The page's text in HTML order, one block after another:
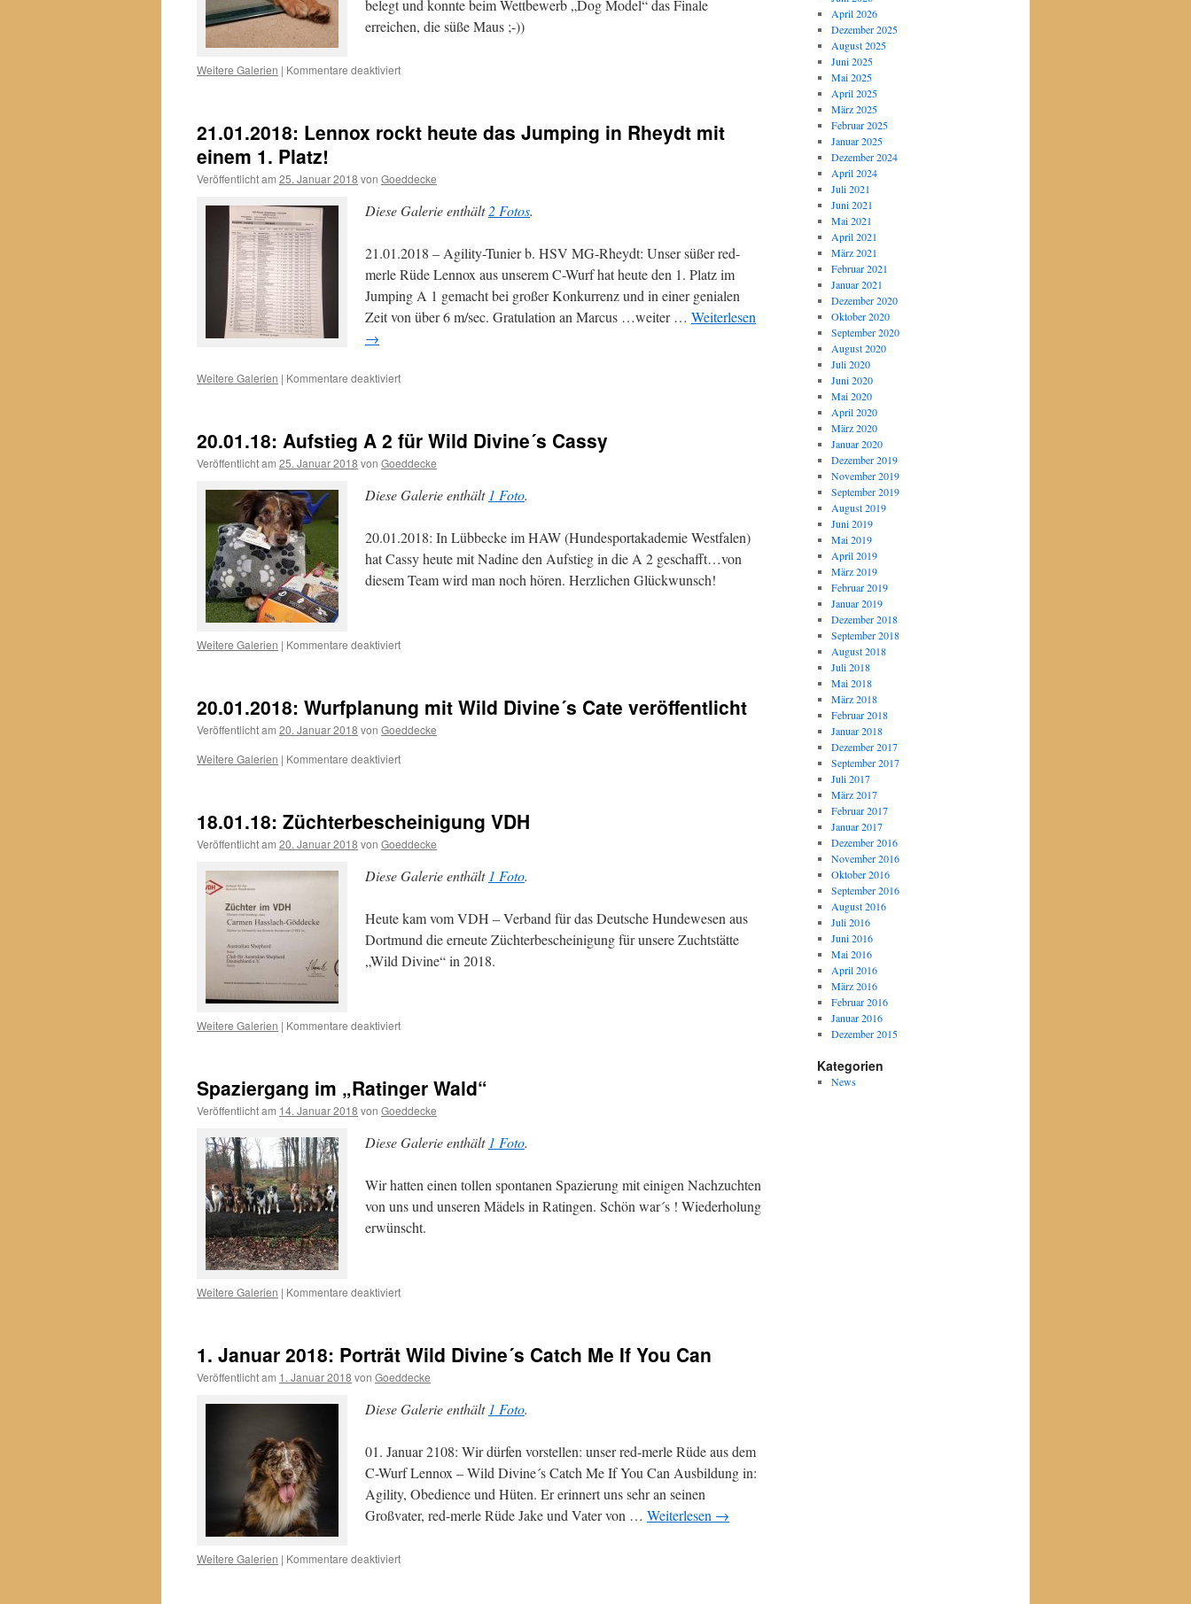
belegt und konnte beim Wettbewerb „Dog Model“ das Finale
erreichen, die süße Maus ;-))
Weitere Galerien | Kommentare deaktiviertfür
:
Cassy
Hundewettrennen
21.01.2018: Lennox rockt heute das Jumping in Rheydt mit
einem 1. Platz!
Veröffentlicht am 25. Januar 2018 von Goeddecke
Diese Galerie enthält2 Fotos.
21.01.2018 – Agility-Tunier b. HSV MG-Rheydt: Unser süßer red-
merle Rüde Lennox aus unserem C-Wurf hat heute den 1. Platz im
Jumping A 1 gemacht bei großer Konkurrenz und in einer genialen
Zeit von über 6 m/sec. Gratulation an Marcus …weiter … Weiterlesen
→
Weitere Galerien | Kommentare deaktiviertfür
heute
das
Jumping
in
Rheydt
einem
Platz!
20.01.18: Aufstieg A 2 für Wild Divine´s Cassy
Veröffentlicht am 25. Januar 2018 von Goeddecke
Diese Galerie enthält 1 Foto.
20.01.2018: In Lübbecke im HAW (Hundesportakademie Westfalen)
hat Cassy heute mit Nadine den Aufstieg in die A 2 geschafft…von
diesem Team wird man noch hören. Herzlichen Glückwunsch!
Weitere Galerien | Kommentare deaktiviertfür
2
für
Wild
Divine
20.01.2018: Wurfplanung mit Wild Divine´s Cate veröffentlicht
Veröffentlicht am 20. Januar 2018 von Goeddecke
Weitere Galerien | Kommentare deaktiviertfür
Wild
Divine
´s
Cate
veröffentlicht
18.01.18: Züchterbescheinigung VDH
Veröffentlicht am 20. Januar 2018 von Goeddecke
Diese Galerie enthält 1 Foto.
Heute kam vom VDH – Verband für das Deutsche Hundewesen aus
Dortmund die erneute Züchterbescheinigung für unsere Zuchtstätte
„Wild Divine“ in 2018.
Weitere Galerien | Kommentare deaktiviertfür
Spaziergang im „Ratinger Wald“
Veröffentlicht am 14. Januar 2018 von Goeddecke
Diese Galerie enthält 1 Foto.
Wir hatten einen tollen spontanen Spazierung mit einigen Nachzuchten
von uns und unseren Mädels in Ratingen. Schön war´s ! Wiederholung
erwünscht.
Weitere Galerien | Kommentare deaktiviertfür
Wald“
1. Januar 2018: Porträt Wild Divine´s Catch Me If You Can
Veröffentlicht am 1. Januar 2018 von Goeddecke
Diese Galerie enthält 1 Foto.
01. Januar 2108: Wir dürfen vorstellen: unser red-merle Rüde aus dem
C-Wurf Lennox – Wild Divine´s Catch Me If You Can Ausbildung in:
Agility, Obedience und Hüten. Er erinnert uns sehr an seinen
Großvater, red-merle Rüde Jake und Vater von … Weiterlesen →
Weitere Galerien | Kommentare deaktiviertfür
April 2026
Dezember 2025
August 2025
Juni 2025
Mai 2025
April 2025
März 2025
Februar 2025
Januar 2025
Dezember 2024
April 2024
Juli 2021
Juni 2021
Mai 2021
April 2021
März 2021
Februar 2021
Januar 2021
Dezember 2020
Oktober 2020
September 2020
August 2020
Juli 2020
Juni 2020
Mai 2020
April 2020
März 2020
Januar 2020
Dezember 2019
November 2019
September 2019
August 2019
Juni 2019
Mai 2019
April 2019
März 2019
Februar 2019
Januar 2019
Dezember 2018
September 2018
August 2018
Juli 2018
Mai 2018
März 2018
Februar 2018
Januar 2018
Dezember 2017
September 2017
Juli 2017
März 2017
Februar 2017
Januar 2017
Dezember 2016
November 2016
Oktober 2016
September 2016
August 2016
Juli 2016
Juni 2016
Mai 2016
April 2016
März 2016
Februar 2016
Januar 2016
Dezember 2015
Kategorien
News